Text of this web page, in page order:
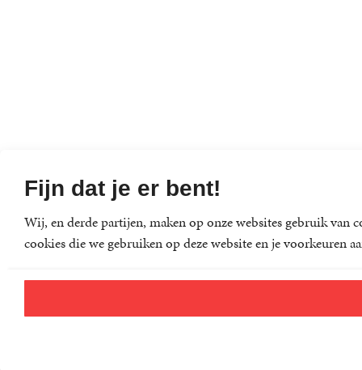
Fijn dat je er bent!
Wij, en derde partijen, maken op onze websites gebruik van
cookies die we gebruiken op deze website en je voorkeuren